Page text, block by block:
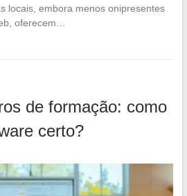
locais, embora menos onipresentes
oferecem…
de formação: como
certo?